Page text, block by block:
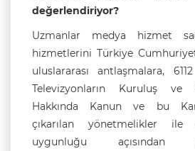
değerlendiriyor?
Uzmanlar medya hizmet
hizmetlerini Türkiye
uluslararası antlaşmalara,
Televizyonların Kuruluş ve
Hakkında Kanun ve bu
çıkarılan yönetmelikler ile
uygunluğu